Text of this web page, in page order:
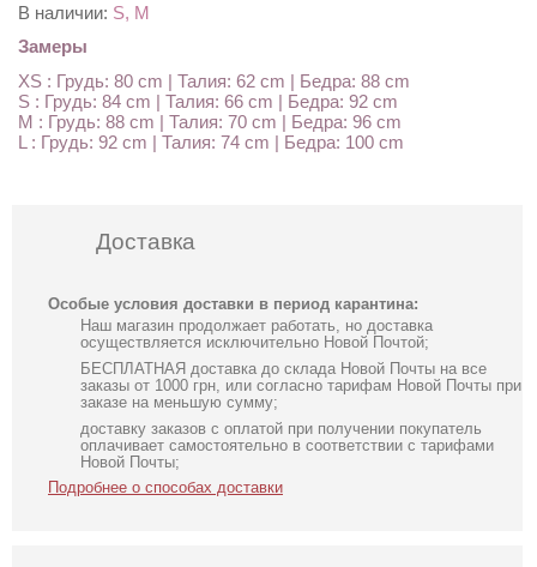
В наличии: S, M
Замеры
XS : Грудь: 80 cm | Талия: 62 cm | Бедра: 88 cm
S : Грудь: 84 cm | Талия: 66 cm | Бедра: 92 cm
M : Грудь: 88 cm | Талия: 70 cm | Бедра: 96 cm
L : Грудь: 92 cm | Талия: 74 cm | Бедра: 100 cm
Доставка
Особые условия доставки в период карантина:
Наш магазин продолжает работать, но доставка
осуществляется исключительно Новой Почтой;
БЕСПЛАТНАЯ доставка до склада Новой Почты на все
заказы от 1000 грн, или согласно тарифам Новой Почты при
заказе на меньшую сумму;
доставку заказов с оплатой при получении покупатель
оплачивает самостоятельно в соответствии с тарифами
Новой Почты;
Подробнее о способах доставки